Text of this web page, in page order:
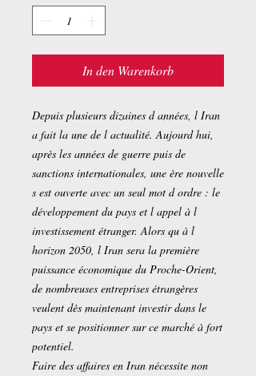
In den Warenkorb
Depuis plusieurs dizaines d années, l Iran
a fait la une de l actualité. Aujourd hui,
après les années de guerre puis de
sanctions internationales, une ère nouvelle
s est ouverte avec un seul mot d ordre : le
développement du pays et l appel à l
investissement étranger. Alors qu à l
horizon 2050, l Iran sera la première
puissance économique du Proche-Orient,
de nombreuses entreprises étrangères
veulent dès maintenant investir dans le
pays et se positionner sur ce marché à fort
potentiel.
Faire des affaires en Iran nécessite non